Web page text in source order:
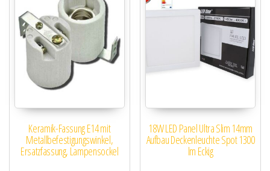
Keramik-Fassung E14 mit
Metallbefestigungswinkel,
Ersatzfassung, Lampensockel
18W LED Panel Ultra Slim 14mm
Aufbau Deckenleuchte Spot 1300
lm Eckig